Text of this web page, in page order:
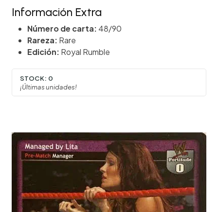
Información Extra
Número de carta: 48/90
Rareza: Rare
Edición: Royal Rumble
STOCK: 0
¡Últimas unidades!